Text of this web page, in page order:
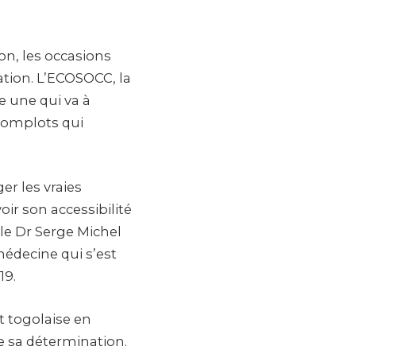
les occasions
L’ECOSOCC, la
une qui va à
qui
les vraies
son accessibilité
Dr Serge Michel
qui s’est
togolaise en
sa détermination.